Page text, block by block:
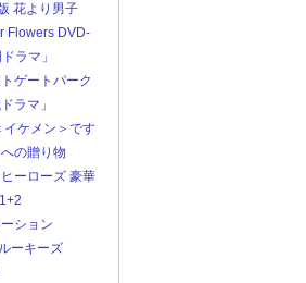
花より男子
Flowers DVD-
ラマ」
ゲートパーク
ラマ」
イケメン＞です
の贈り物
ーローズ 豪華
ション
ーキーズ